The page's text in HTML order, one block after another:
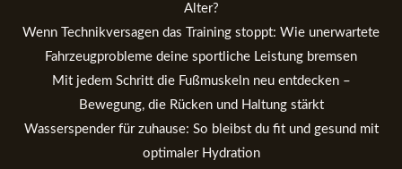
Alter?
Wenn Technikversagen das Training stoppt: Wie unerwartete
Fahrzeugprobleme deine sportliche Leistung bremsen
Mit jedem Schritt die Fußmuskeln neu entdecken –
Bewegung, die Rücken und Haltung stärkt
Wasserspender für zuhause: So bleibst du fit und gesund mit
optimaler Hydration